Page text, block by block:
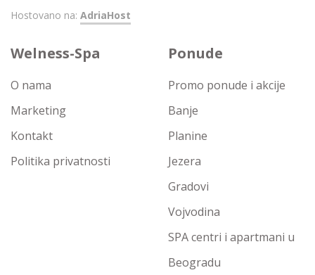
Hostovano na: AdriaHost
Welness-Spa
O nama
Marketing
Kontakt
Politika privatnosti
Ponude
Promo ponude i akcije
Banje
Planine
Jezera
Gradovi
Vojvodina
SPA centri i apartmani u
Beogradu